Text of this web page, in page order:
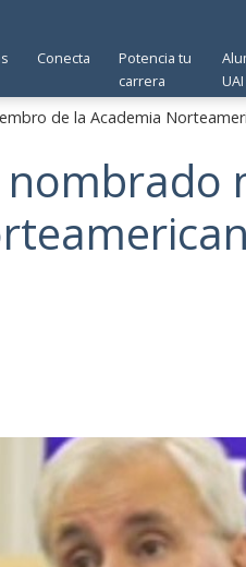
Conecta
Potencia tu
carrera
de la Academia